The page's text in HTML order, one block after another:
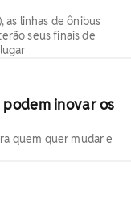
as linhas de ônibus
seus finais de
inovar os
quem quer mudar e